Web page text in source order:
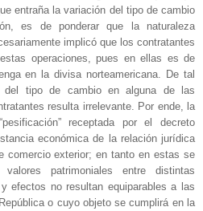
entraña la variación del tipo de cambio
es de ponderar que la naturaleza
implicó que los contratantes
operaciones, pues en ellas es de
en la divisa norteamericana. De tal
del tipo de cambio en alguna de las
resulta irrelevante. Por ende, la
receptada por el decreto
económica de la relación jurídica
comercio exterior; en tanto en estas se
patrimoniales entre distintas
efectos no resultan equiparables a las
o cuyo objeto se cumplirá en la